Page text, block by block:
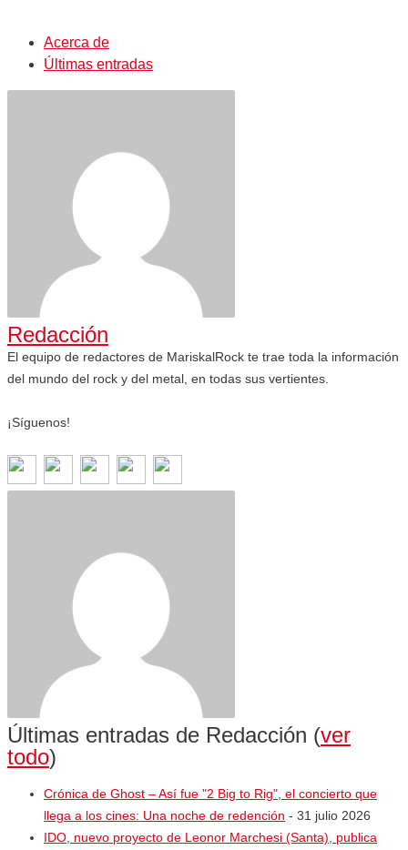
Acerca de
Últimas entradas
Redacción
El equipo de redactores de MariskalRock te trae toda la información
del mundo del rock y del metal, en todas sus vertientes.
¡Síguenos!
Últimas entradas de Redacción (ver
todo)
Crónica de Ghost – Así fue "2 Big to Rig", el concierto que
llega a los cines: Una noche de redención - 31 julio 2026
IDO, nuevo proyecto de Leonor Marchesi (Santa), publica